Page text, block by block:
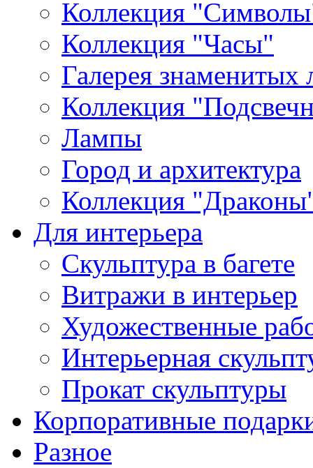
Коллекция
Коллекция "Часы"
Галерея знаменитых
Коллекция
Лампы
Город и архитектура
Коллекция
Для интерьера
Скульптура в багете
Витражи в интерьер
Художественные
Интерьерная
Прокат скульптуры
Корпоративные
Разное